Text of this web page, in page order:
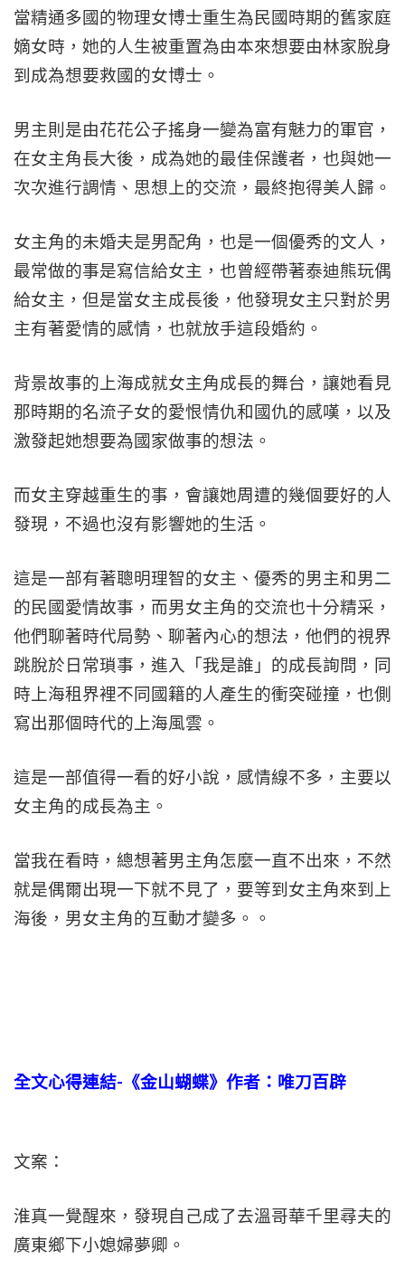
當精通多國的物理女博士重生為民國時期的舊家庭
嫡女時，她的人生被重置為由本來想要由林家脫身
到成為想要救國的女博士。
男主則是由花花公子搖身一變為富有魅力的軍官，
在女主角長大後，成為她的最佳保護者，也與她一
次次進行調情、思想上的交流，最終抱得美人歸。
女主角的未婚夫是男配角，也是一個優秀的文人，
最常做的事是寫信給女主，也曾經帶著泰迪熊玩偶
給女主，但是當女主成長後，他發現女主只對於男
主有著愛情的感情，也就放手這段婚約。
背景故事的上海成就女主角成長的舞台，讓她看見
那時期的名流子女的愛恨情仇和國仇的感嘆，以及
激發起她想要為國家做事的想法。
而女主穿越重生的事，會讓她周遭的幾個要好的人
發現，不過也沒有影響她的生活。
這是一部有著聰明理智的女主、優秀的男主和男二
的民國愛情故事，而男女主角的交流也十分精采，
他們聊著時代局勢、聊著內心的想法，他們的視界
跳脫於日常瑣事，進入「我是誰」的成長詢問，同
時上海租界裡不同國籍的人產生的衝突碰撞，也側
寫出那個時代的上海風雲。
這是一部值得一看的好小說，感情線不多，主要以
女主角的成長為主。
當我在看時，總想著男主角怎麼一直不出來，不然
就是偶爾出現一下就不見了，要等到女主角來到上
海後，男女主角的互動才變多。。
全文心得連結-《金山蝴蝶》作者：唯刀百辟
文案：
淮真一覺醒來，發現自己成了去溫哥華千里尋夫的
廣東鄉下小媳婦夢卿。